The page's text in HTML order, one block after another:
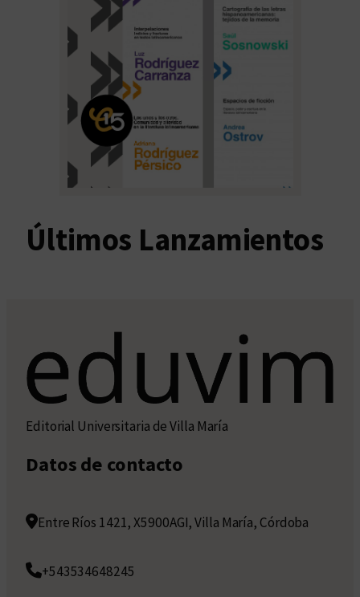
Últimos Lanzamientos
Editorial Universitaria de Villa María
Datos de contacto
Entre Ríos 1421, X5900AGI, Villa María, Córdoba
+543534648245